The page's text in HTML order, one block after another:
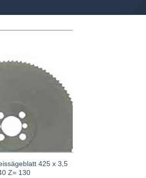
Meine
Sägen
hinzufügen
425 x 3,5
Z= 130